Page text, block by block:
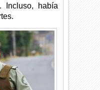
Incluso, había